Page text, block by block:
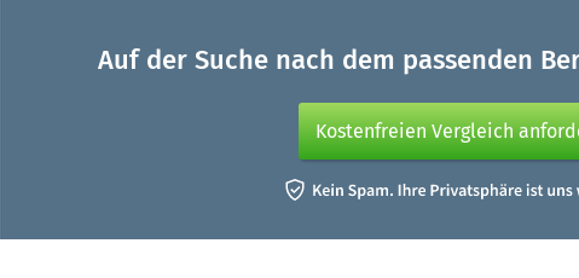
Auf der Suche nach dem passenden
Kostenfreien Vergleich